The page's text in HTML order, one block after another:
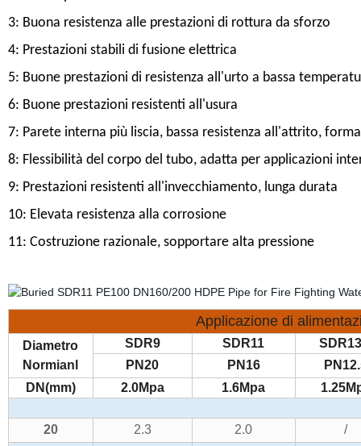
3: Buona resistenza alle prestazioni di rottura da sforzo
4: Prestazioni stabili di fusione elettrica
5: Buone prestazioni di resistenza all'urto a bassa
6: Buone prestazioni resistenti all'usura
7: Parete interna più liscia, bassa resistenza all'attrito,
8: Flessibilità del corpo del tubo, adatta per applicazioni
9: Prestazioni resistenti all'invecchiamento, lunga durata
10: Elevata resistenza alla corrosione
11: Costruzione razionale, sopportare alta pressione
Applicazione di
Diametro
Normianl
SDR9 SDR11
PN20
PN16
DN(mm)
2.0Mpa 1.6Mpa
20 2.3 2.0
/